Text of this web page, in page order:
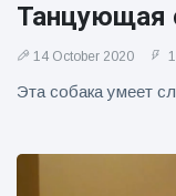
Танцующая
14 October 2020
Эта собака умеет